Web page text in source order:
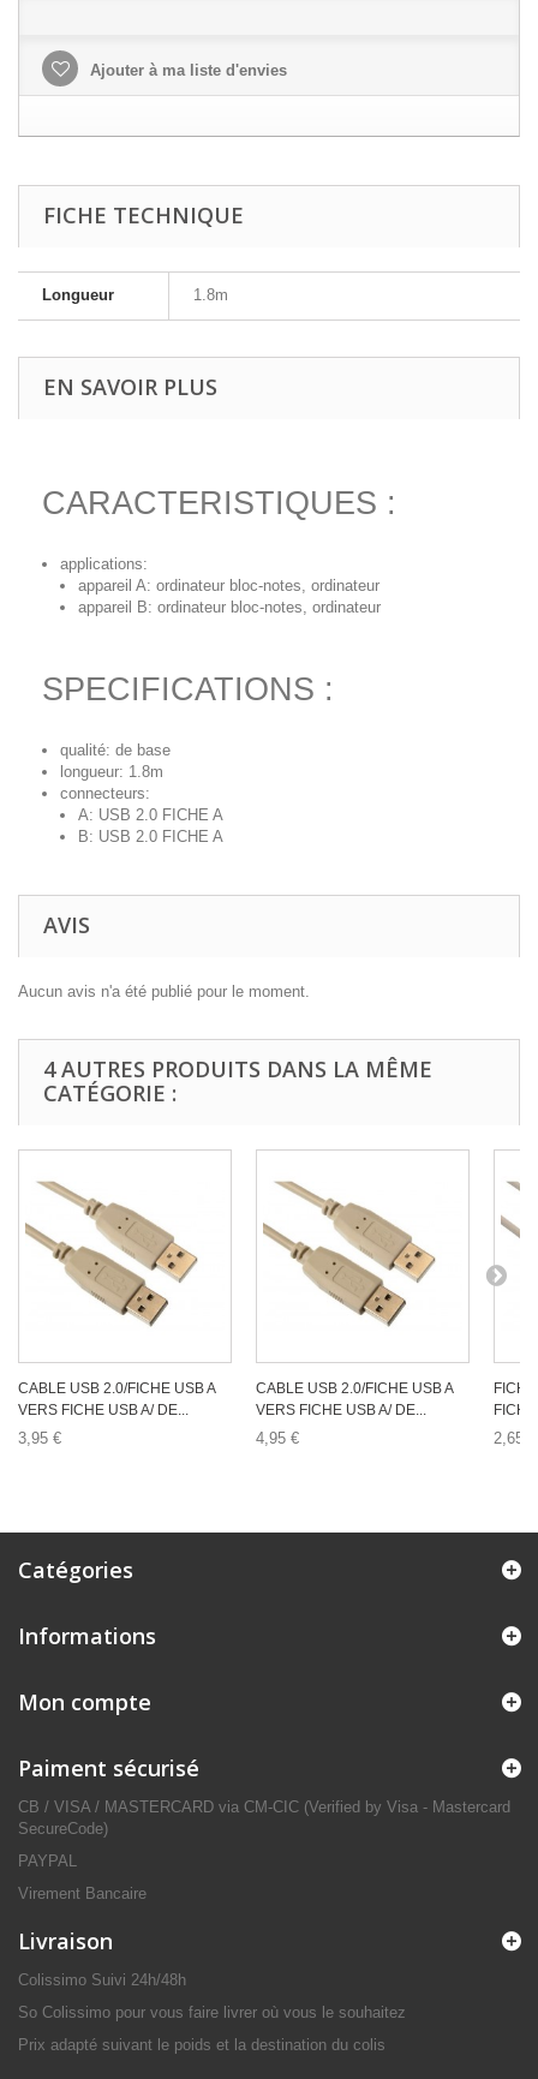
Ajouter à ma liste d'envies
FICHE TECHNIQUE
Longueur 1.8m
EN SAVOIR PLUS
CARACTERISTIQUES :
applications:
appareil A: ordinateur bloc-notes, ordinateur
appareil B: ordinateur bloc-notes, ordinateur
SPECIFICATIONS :
qualité: de base
longueur: 1.8m
connecteurs:
A: USB 2.0 FICHE A
B: USB 2.0 FICHE A
AVIS
Aucun avis n'a été publié pour le moment.
4 AUTRES PRODUITS DANS LA MÊME
CATÉGORIE :
CABLE USB 2.0/FICHE USB A
VERS FICHE USB A/ DE...
3,95 €
CABLE USB 2.0/FICHE USB A
VERS FICHE USB A/ DE...
4,95 € 2,65 €
Catégories
Informations
Mon compte
Paiment sécurisé
CB / VISA / MASTERCARD via CM-CIC (Verified by Visa - Mastercard
SecureCode)
PAYPAL
Virement Bancaire
Livraison
Colissimo Suivi 24h/48h
So Colissimo pour vous faire livrer où vous le souhaitez
Prix adapté suivant le poids et la destination du colis